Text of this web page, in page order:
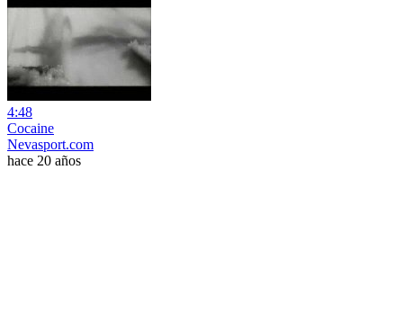
4:48
Cocaine
Nevasport.com
hace 20 años